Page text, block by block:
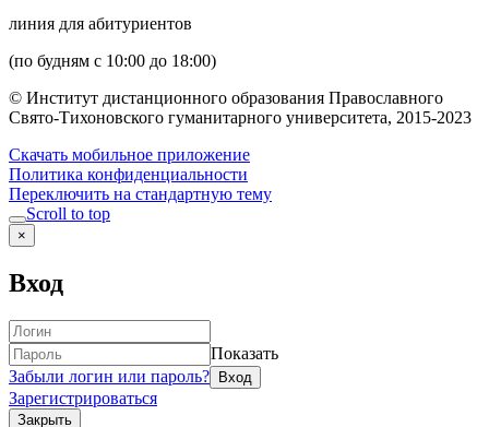
линия для абитуриентов
(по будням с 10:00 до 18:00)
© Институт дистанционного образования Православного
Свято-Тихоновского гуманитарного университета, 2015-2023
Скачать мобильное приложение
Политика конфиденциальности
Переключить на стандартную тему
Scroll to top
×
Вход
Показать
Забыли логин или пароль?
Зарегистрироваться
Закрыть